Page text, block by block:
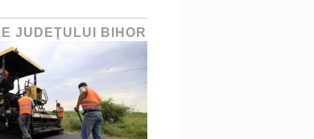
JUDEŢULUI BIHOR